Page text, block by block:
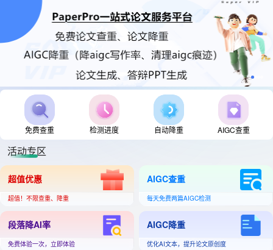
免费查重 检测进度 自动降重 AIGC查重
活动专区
超值优惠
超值！不限查重、降重
AIGC查重
每天免费两篇AIGC检测
段落降AI率
免费体验一次，立即体验
AIGC降重
优化AI文本，提升论文原创度